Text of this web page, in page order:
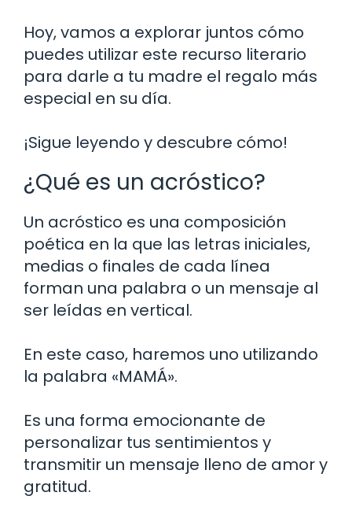
Hoy, vamos a explorar juntos cómo
puedes utilizar este recurso literario
para darle a tu madre el regalo más
especial en su día.
¡Sigue leyendo y descubre cómo!
¿Qué es un acróstico?
Un acróstico es una composición
poética en la que las letras iniciales,
medias o finales de cada línea
forman una palabra o un mensaje al
ser leídas en vertical.
En este caso, haremos uno utilizando
la palabra «MAMÁ».
Es una forma emocionante de
personalizar tus sentimientos y
transmitir un mensaje lleno de amor y
gratitud.